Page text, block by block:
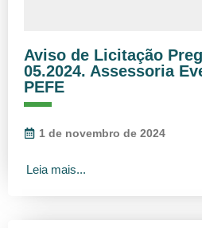
Aviso de Licitação
05.2024. Assessoria
PEFE
1 de novembro de 2024
Leia mais...